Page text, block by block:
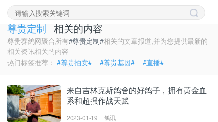
聚合阅读
尊贵定制 相关的内容
尊贵赛鸽网聚合所有#尊贵定制#相关的文章报道,并为您提供最新的
相关资讯相关的内容
热门标签推荐： #尊贵拍卖# #尊贵基因# #直播#
来自吉林克斯鸽舍的好鸽子，拥有黄金血
系和超强作战天赋
2023-01-19 鸽讯